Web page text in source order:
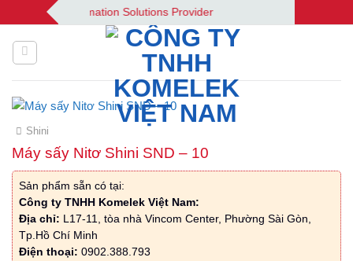
qua
nội
dung
| Your Automation Solutions Provider
Shini
Máy sấy Nitơ Shini SND – 10
Sản phẩm sẵn có tại:
Công ty TNHH Komelek Việt Nam:
Địa chỉ: L17-11, tòa nhà Vincom Center, Phường Sài Gòn,
Tp.Hồ Chí Minh
Điện thoại: 0902.388.793